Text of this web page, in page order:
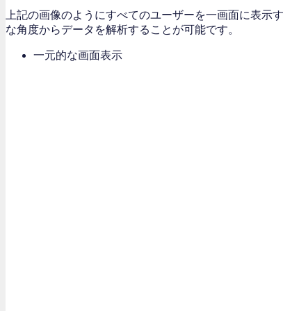
上記の画像のようにすべてのユーザーを一画面に表
な角度からデータを解析することが可能です。
一元的な画面表示